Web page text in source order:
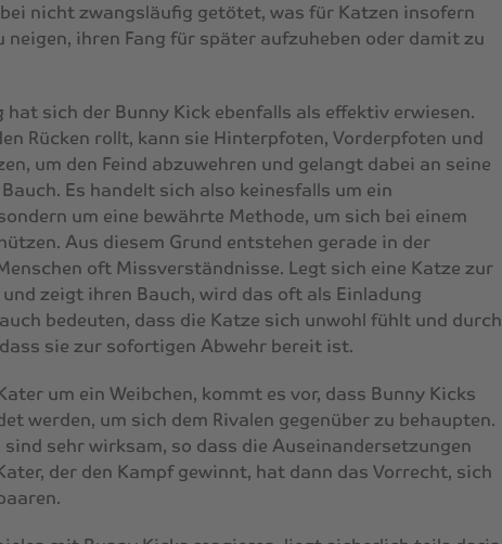
nicht zwangsläufig getötet, was für Katzen insofern
ihren Fang für später aufzuheben oder damit zu
sich der Bunny Kick ebenfalls als effektiv erwiesen.
Rücken rollt, kann sie Hinterpfoten, Vorderpfoten und
um den Feind abzuwehren und gelangt dabei an seine
Es handelt sich also keinesfalls um ein
um eine bewährte Methode, um sich bei einem
Aus diesem Grund entstehen gerade in der
oft Missverständnisse. Legt sich eine Katze zur
und zeigt ihren Bauch, wird das oft als Einladung
bedeuten, dass die Katze sich unwohl fühlt und durch
sie zur sofortigen Abwehr bereit ist.
um ein Weibchen, kommt es vor, dass Bunny Kicks
werden, um sich dem Rivalen gegenüber zu behaupten.
sehr wirksam, so dass die Auseinandersetzungen
der den Kampf gewinnt, hat dann das Vorrecht, sich